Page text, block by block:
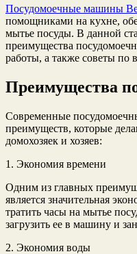
Посудомоечные машины
помощниками на кухне,
мытье посуды. В данной
преимущества
работы, а также советы по
Преимущества
Современные
преимуществ, которые
домохозяек и хозяев:
1. Экономия времени
Одним из главных
является значительная
тратить часы на мытье
загрузить ее в машину и
2. Экономия воды